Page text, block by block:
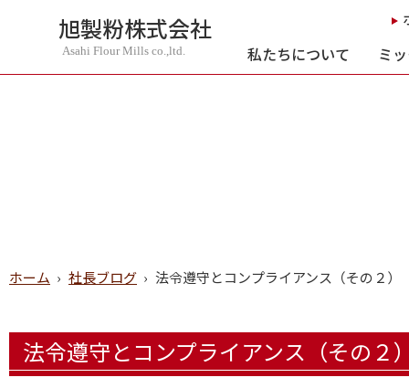
旭製粉株式会社
Asahi Flour Mills co.,ltd. 私たちについて ミ
ホーム › 社長ブログ › 法令遵守とコンプライアンス（その２）
法令遵守とコンプライアンス（その２